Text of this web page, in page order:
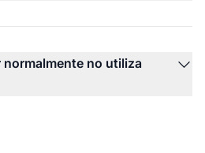
normalmente no utiliza